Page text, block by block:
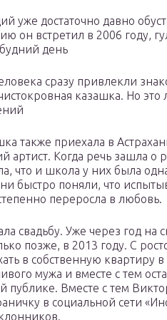
уже достаточно давно
он встретил в 2006 году,
день
сразу привлекли
казашка. Но это
также приехала в
артист. Когда речь зашла о
что и школа у них была
быстро поняли, что
переросла в любовь.
свадьбу. Уже через год на
позже, в 2013 году. С
в собственную квартиру
мужа и вместе с тем
публике. Вместе с тем
в социальной сети